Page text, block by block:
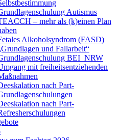
Autismus
– mehr als (k)einen Plan
Alkoholsyndrom (FASD)
und Fallarbeit“
BEI_NRW
mit freiheitsentziehenden
nach Part-
nach Part-